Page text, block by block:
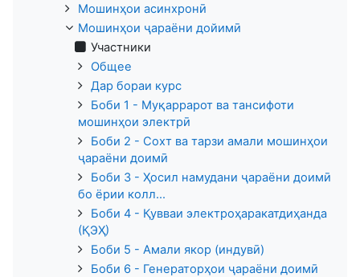
Мошинҳои асинхронӣ
Мошинҳои ҷараёни дойимӣ
Участники
Общее
Дар бораи курс
Боби 1 - Муқаррарот ва тансифоти
мошинҳои электрӣ
Боби 2 - Сохт ва тарзи амали мошинҳои
ҷараёни доимӣ
Боби 3 - Ҳосил намудани ҷараёни доимӣ
бо ёрии колл...
Боби 4 - Қувваи электроҳаракатдиҳанда
(ҚЭҲ)
Боби 5 - Амали якор (индувӣ)
Боби 6 - Генераторҳои ҷараёни доимӣ